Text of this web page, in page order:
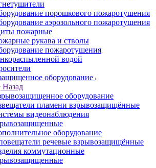
порошкового пожаротушения
аэрозольного пожаротушения
пожарные
рукава и стволы
пожаротушения
водой
оборудование
Назад
оборудование
пламени взрывозащищённые
видеонаблюдения
оборудование
речевые взрывозащищённые
коммутационные